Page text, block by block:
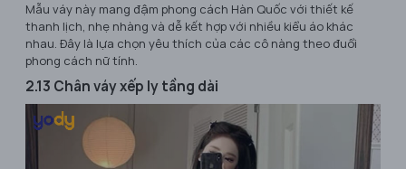
Mẫu váy này mang đậm phong cách Hàn Quốc với thiết kế
thanh lịch, nhẹ nhàng và dễ kết hợp với nhiều kiểu áo khác
nhau. Đây là lựa chọn yêu thích của các cô nàng theo đuổi
phong cách nữ tính.
2.13 Chân váy xếp ly tầng dài